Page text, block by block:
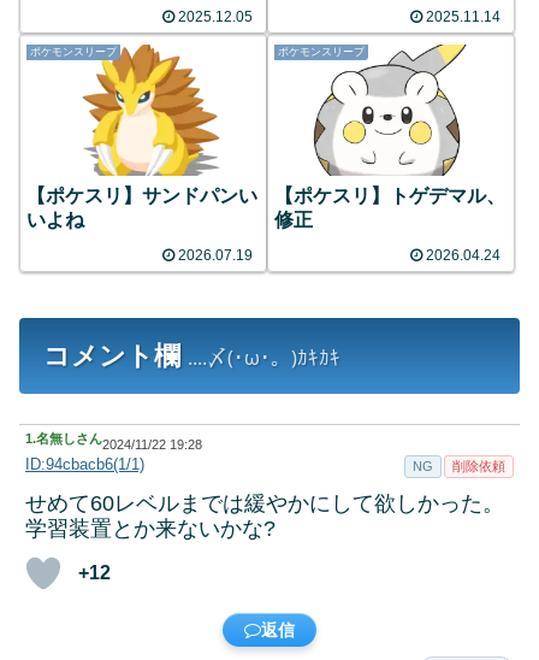
2025.12.05 2025.11.14
ポケモンスリープ
【ポケスリ】サンドパンい
いよね
2026.07.19
ポケモンスリープ
【ポケスリ】トゲデマル、
修正
2026.04.24
コメント欄 ....〆(･ω･。)ｶｷｶｷ
1.名無しさん2024/11/22 19:28
ID:94cbacb6(1/1) NG 削除依頼
せめて60レベルまでは緩やかにして欲しかった。
学習装置とか来ないかな?
+12
返信